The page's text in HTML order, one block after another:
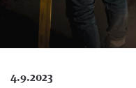
4.9.2023